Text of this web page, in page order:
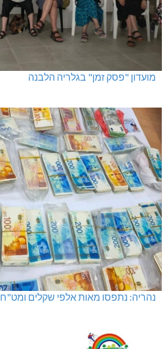
מועדון "פסק זמן" בגלריה הלבנה
נהריה: נתפסו מאות אלפי שקלים ומט"ח